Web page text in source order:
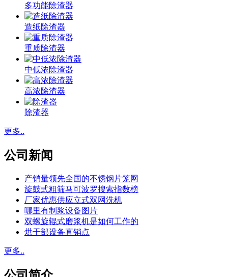
多功能除渣器
造纸除渣器
重质除渣器
中低浓除渣器
高浓除渣器
除渣器
更多..
公司新闻
产销量领先全国的不锈钢片笼网
旋鼓式粗筛马可波罗搜索指数榜
厂家优惠供应立式双网洗机
哪里有制浆设备图片
双螺旋辊式磨浆机是如何工作的
烘干部设备直销点
更多..